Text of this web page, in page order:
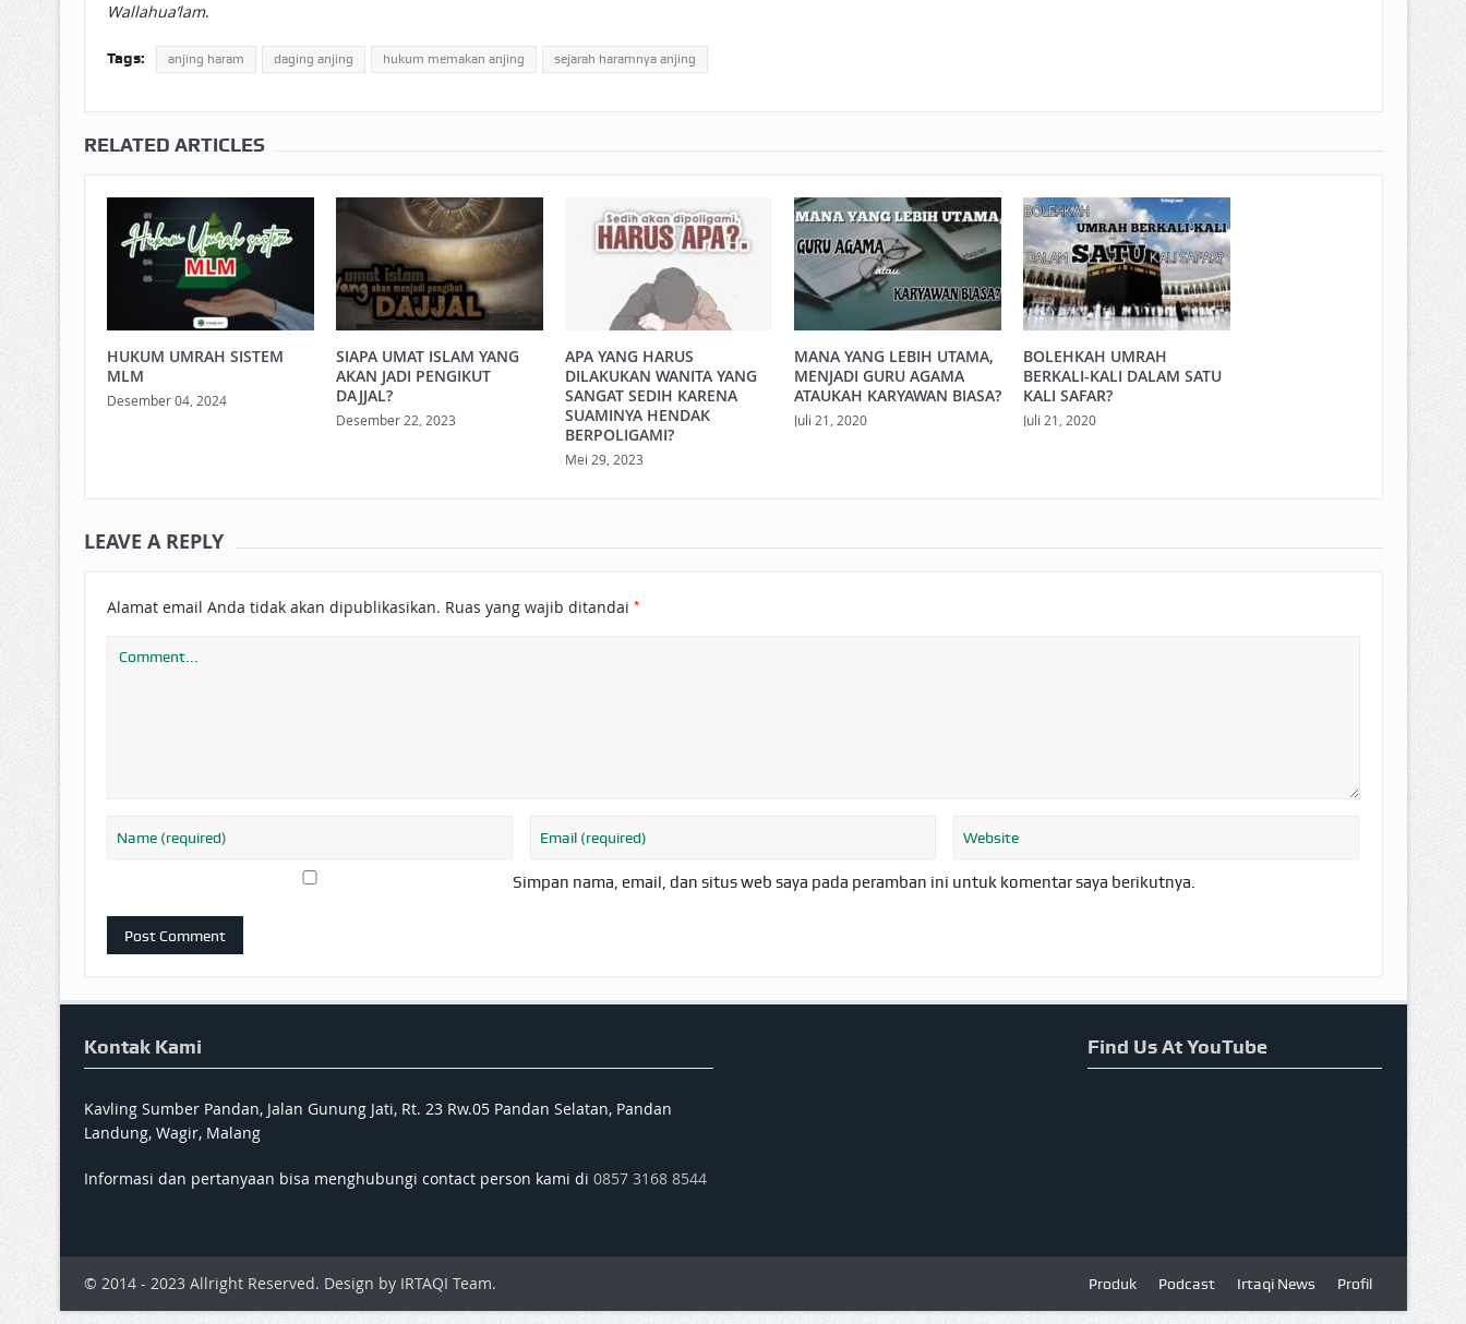
Wallahua’lam.
Tags: anjing haram daging anjing hukum memakan anjing sejarah haramnya anjing
RELATED ARTICLES
HUKUM UMRAH SISTEM
MLM
Desember 04, 2024
SIAPA UMAT ISLAM YANG
AKAN JADI PENGIKUT
DAJJAL?
Desember 22, 2023
APA YANG HARUS
DILAKUKAN WANITA YANG
SANGAT SEDIH KARENA
SUAMINYA HENDAK
BERPOLIGAMI?
Mei 29, 2023
MANA YANG LEBIH UTAMA,
MENJADI GURU AGAMA
ATAUKAH KARYAWAN BIASA?
Juli 21, 2020
BOLEHKAH UMRAH
BERKALI-KALI DALAM SATU
KALI SAFAR?
Juli 21, 2020
LEAVE A REPLY
Alamat email Anda tidak akan dipublikasikan. Ruas yang wajib ditandai *
Simpan nama, email, dan situs web saya pada peramban ini untuk komentar saya berikutnya.
Kontak Kami
Kavling Sumber Pandan, Jalan Gunung Jati, Rt. 23 Rw.05 Pandan Selatan, Pandan
Landung, Wagir, Malang
Informasi dan pertanyaan bisa menghubungi contact person kami di 0857 3168 8544
Find Us At YouTube
© 2014 - 2023 Allright Reserved. Design by IRTAQI Team. Produk Podcast Irtaqi News Profil